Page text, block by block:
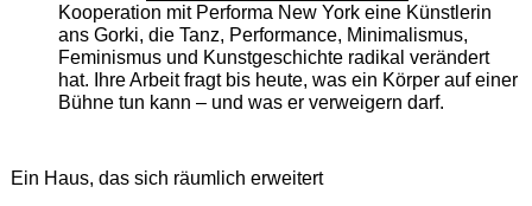
Kooperation mit Performa New York eine Künstlerin
ans Gorki, die Tanz, Performance, Minimalismus,
Feminismus und Kunstgeschichte radikal verändert
hat. Ihre Arbeit fragt bis heute, was ein Körper auf einer
Bühne tun kann – und was er verweigern darf.
Ein Haus, das sich räumlich erweitert